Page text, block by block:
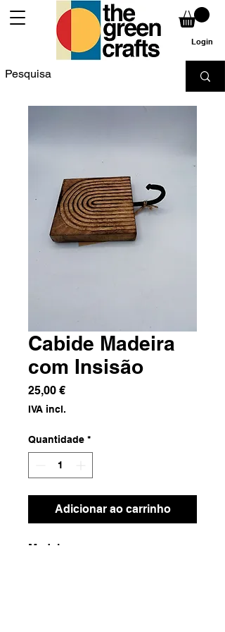
Login
Cabide Madeira
com Insisão
25,00 €Preço
IVA incl.
Quantidade *
Adicionar ao carrinho
Madeira